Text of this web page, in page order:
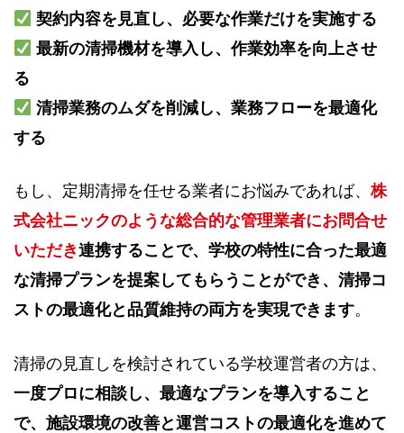
契約内容を見直し、必要な作業だけを実施する
最新の清掃機材を導入し、作業効率を向上させ
る
清掃業務のムダを削減し、業務フローを最適化
する
もし、定期清掃を任せる業者にお悩みであれば、株
式会社ニックのような総合的な管理業者にお問合せ
いただき連携することで、学校の特性に合った最適
な清掃プランを提案してもらうことができ、清掃コ
ストの最適化と品質維持の両方を実現できます。
清掃の見直しを検討されている学校運営者の方は、
一度プロに相談し、最適なプランを導入すること
で、施設環境の改善と運営コストの最適化を進めて